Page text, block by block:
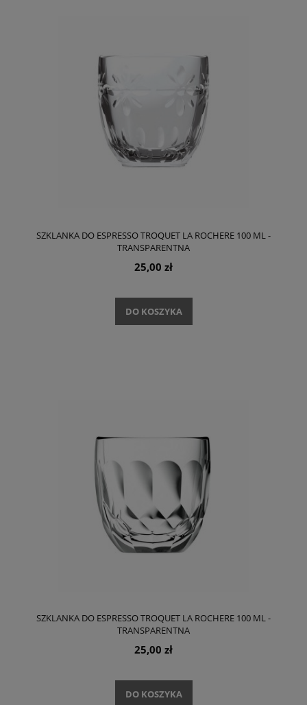
SZKLANKA DO ESPRESSO TROQUET LA ROCHERE 100 ML -
TRANSPARENTNA
25,00 zł
DO KOSZYKA
SZKLANKA DO ESPRESSO TROQUET LA ROCHERE 100 ML -
TRANSPARENTNA
25,00 zł
DO KOSZYKA